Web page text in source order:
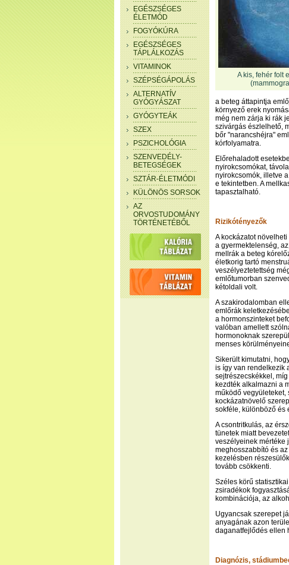
EGÉSZSÉGES
ÉLETMÓD
FOGYÓKÚRA
EGÉSZSÉGES
TÁPLÁLKOZÁS
VITAMINOK
SZÉPSÉGÁPOLÁS
ALTERNATÍV
GYÓGYÁSZAT
GYÓGYTEÁK
SZEX
PSZICHOLÓGIA
SZENVEDÉLY-
BETEGSÉGEK
SZTÁR-ÉLETMÓDI
KÜLÖNÖS SORSOK
AZ
ORVOSTUDOMÁNY
TÖRTÉNETÉBŐL
A kis, fehér folt
a beteg áttapintja
környező erek
még nem zárja ki rák
szivárgás észlelhető,
bőr "narancshéjra"
kórfolyamatra.
Előrehaladott
nyirokcsomókat,
nyirokcsomók, illetve
e tekintetben. A
tapasztalható.
Rizikótényezők
A kockázatot
a gyermektelenség,
mellrák a beteg
életkorig tartó
veszélyeztetettség
emlőtumorban
kétoldali volt.
A szakirodalomban
emlőrák
a hormonszinteket
valóban amellett
hormonoknak
menses
Sikerült kimutatni,
is így van rendelkezik
sejtrészecskékkel,
kezdték alkalmazni a
működő vegyületeket,
kockázatnövelő
sokféle, különböző és
A csontritkulás, az
tünetek miatt
veszélyeinek mértéke
meghosszabbító és
kezelésben
tovább csökkenti.
Széles körű
zsiradékok
kombinációja, az
Ugyancsak szerepet
anyagának azon
daganatfejlődés ellen
Diagnózis,